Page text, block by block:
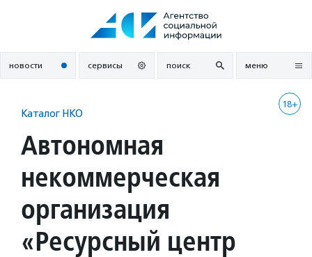
новости сервисы поиск меню
18+
Каталог НКО
Автономная
некоммерческая
организация
«Ресурсный центр